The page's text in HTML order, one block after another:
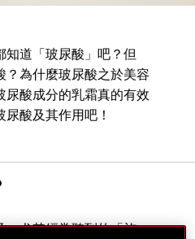
知道「玻尿酸」吧？但
？為什麼玻尿酸之於美容
尿酸成分的乳霜真的有效
酸及其作用吧！
，尤其經常聽到的「施